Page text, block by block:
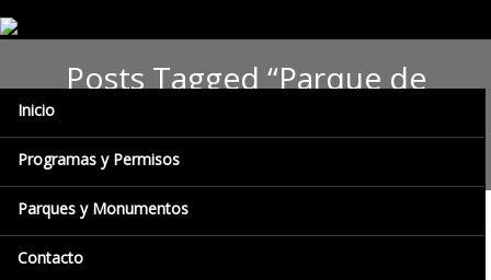
Inicio
Programas y Permisos
Parques y Monumentos
Contacto
Posts Tagged “Parque de
Caricuao”